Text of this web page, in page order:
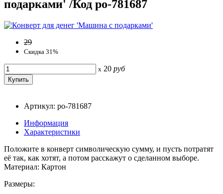
подарками' /Код po-781687
29
Скидка 31%
x 20 руб
Артикул: po-781687
Информация
Характеристики
Положите в конверт символическую сумму, и пусть потратят
её так, как хотят, а потом расскажут о сделанном выборе.
Материал: Картон
Размеры: